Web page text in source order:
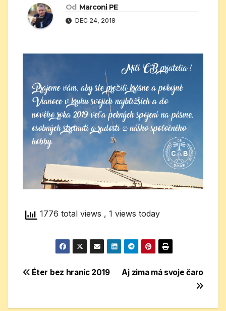
Od Marconi PE
DEC 24, 2018
1776 total views , 1 views today
Navigácia
Aj zima má svoje čaro
Éter bez hraníc 2019